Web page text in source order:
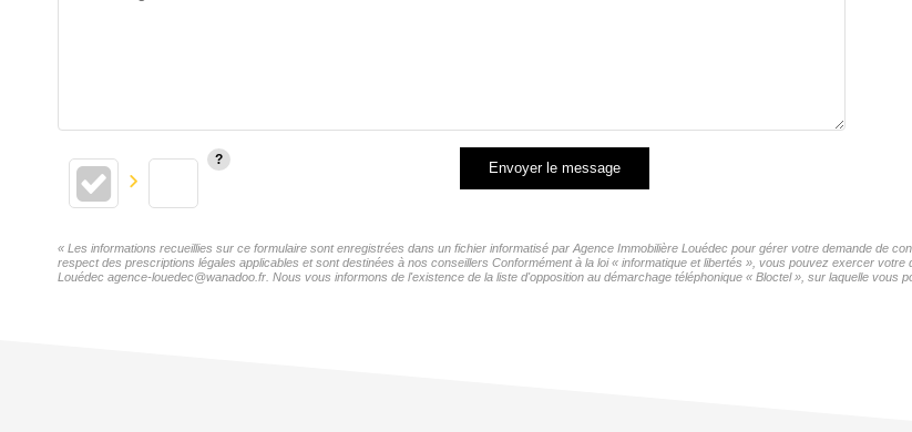
Envoyer le message
« Les informations recueillies sur ce formulaire sont enregistrées dans un fichier informatisé par Agence Immobilière Louédec pour gérer votre demande de
respect des prescriptions légales applicables et sont destinées à nos conseillers Conformément à la loi « informatique et libertés », vous pouvez exercer
Louédec agence-louedec@wanadoo.fr. Nous vous informons de l'existence de la liste d'opposition au démarchage téléphonique « Bloctel », sur laquelle vous